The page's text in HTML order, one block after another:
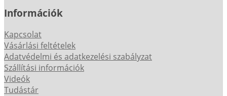
Információk
Kapcsolat
Vásárlási feltételek
Adatvédelmi és adatkezelési szabályzat
Szállítási információk
Videók
Tudástár